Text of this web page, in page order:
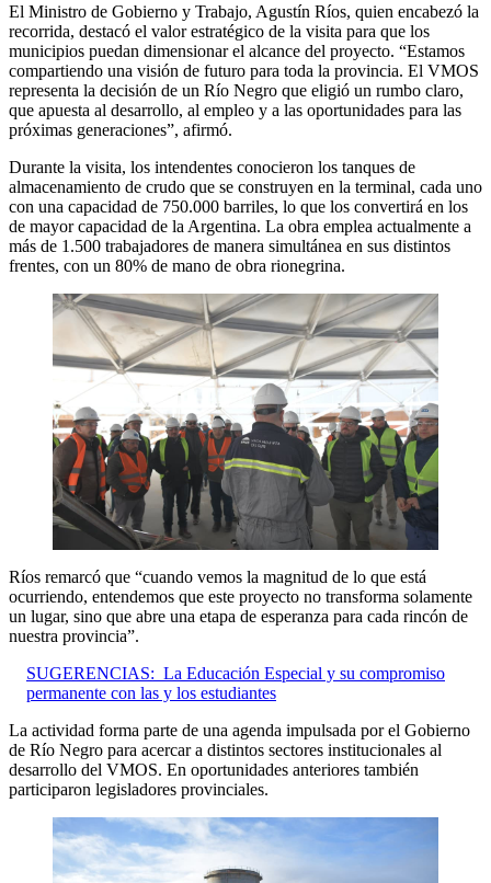
El Ministro de Gobierno y Trabajo, Agustín Ríos, quien encabezó la
recorrida, destacó el valor estratégico de la visita para que los
municipios puedan dimensionar el alcance del proyecto. “Estamos
compartiendo una visión de futuro para toda la provincia. El VMOS
representa la decisión de un Río Negro que eligió un rumbo claro,
que apuesta al desarrollo, al empleo y a las oportunidades para las
próximas generaciones”, afirmó.
Durante la visita, los intendentes conocieron los tanques de
almacenamiento de crudo que se construyen en la terminal, cada uno
con una capacidad de 750.000 barriles, lo que los convertirá en los
de mayor capacidad de la Argentina. La obra emplea actualmente a
más de 1.500 trabajadores de manera simultánea en sus distintos
frentes, con un 80% de mano de obra rionegrina.
Ríos remarcó que “cuando vemos la magnitud de lo que está
ocurriendo, entendemos que este proyecto no transforma solamente
un lugar, sino que abre una etapa de esperanza para cada rincón de
nuestra provincia”.
SUGERENCIAS: La Educación Especial y su compromiso
permanente con las y los estudiantes
La actividad forma parte de una agenda impulsada por el Gobierno
de Río Negro para acercar a distintos sectores institucionales al
desarrollo del VMOS. En oportunidades anteriores también
participaron legisladores provinciales.